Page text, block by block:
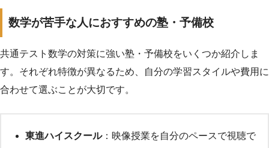
数学が苦手な人におすすめの塾・予備校
共通テスト数学の対策に強い塾・予備校をいくつか紹介しま
す。それぞれ特徴が異なるため、自分の学習スタイルや費用に
合わせて選ぶことが大切です。
東進ハイスクール：映像授業を自分のペースで視聴で